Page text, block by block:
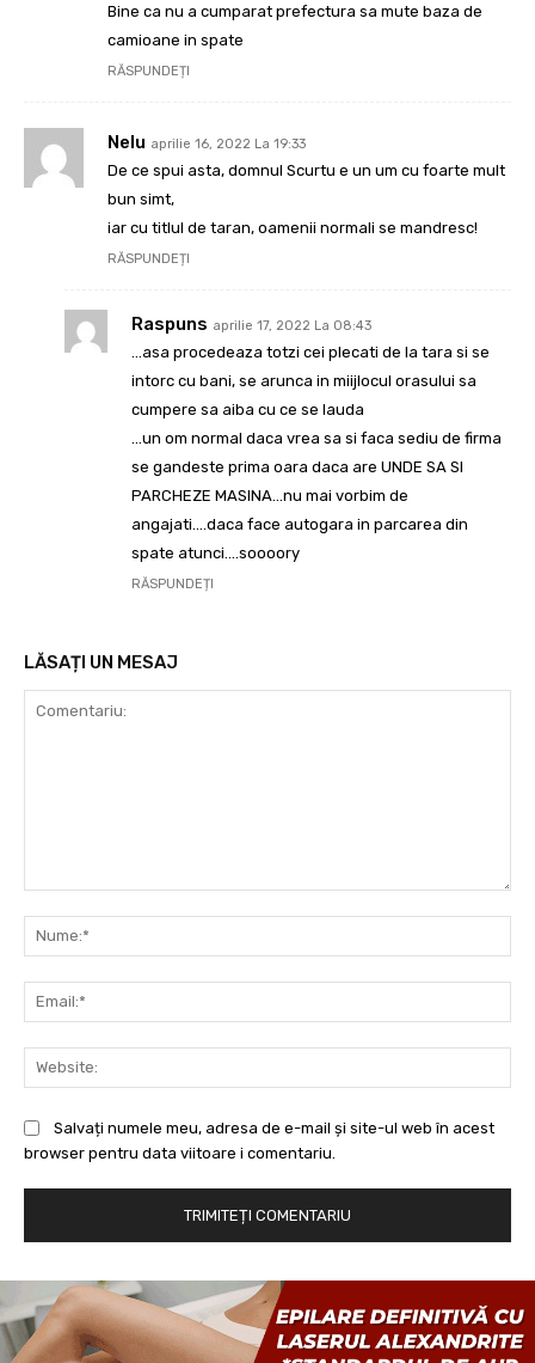
Bine ca nu a cumparat prefectura sa mute baza de
camioane in spate
RĂSPUNDEȚI
Nelu aprilie 16, 2022 La 19:33
De ce spui asta, domnul Scurtu e un um cu foarte mult
bun simt,
iar cu titlul de taran, oamenii normali se mandresc!
RĂSPUNDEȚI
Raspuns aprilie 17, 2022 La 08:43
…asa procedeaza totzi cei plecati de la tara si se
intorc cu bani, se arunca in miijlocul orasului sa
cumpere sa aiba cu ce se lauda
…un om normal daca vrea sa si faca sediu de firma
se gandeste prima oara daca are UNDE SA SI
PARCHEZE MASINA…nu mai vorbim de
angajati….daca face autogara in parcarea din
spate atunci….soooory
RĂSPUNDEȚI
LĂSAȚI UN MESAJ
Salvați numele meu, adresa de e-mail și site-ul web în acest
browser pentru data viitoare i comentariu.